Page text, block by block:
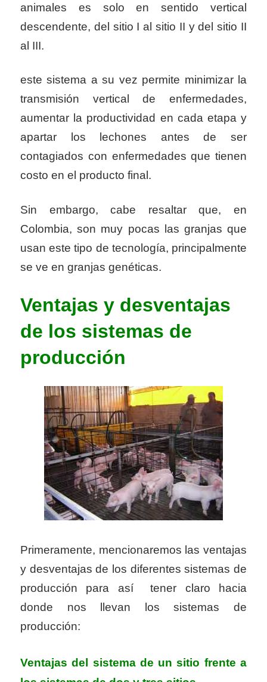
animales es solo en sentido vertical
descendente, del sitio I al sitio II y del sitio II
al III.
este sistema a su vez permite minimizar la
transmisión vertical de enfermedades,
aumentar la productividad en cada etapa y
apartar los lechones antes de ser
contagiados con enfermedades que tienen
costo en el producto final.
Sin embargo, cabe resaltar que, en
Colombia, son muy pocas las granjas que
usan este tipo de tecnología, principalmente
se ve en granjas genéticas.
Ventajas y desventajas
de los sistemas de
producción
Primeramente, mencionaremos las ventajas
y desventajas de los diferentes sistemas de
producción para así tener claro hacia
donde nos llevan los sistemas de
producción:
Ventajas del sistema de un sitio frente a